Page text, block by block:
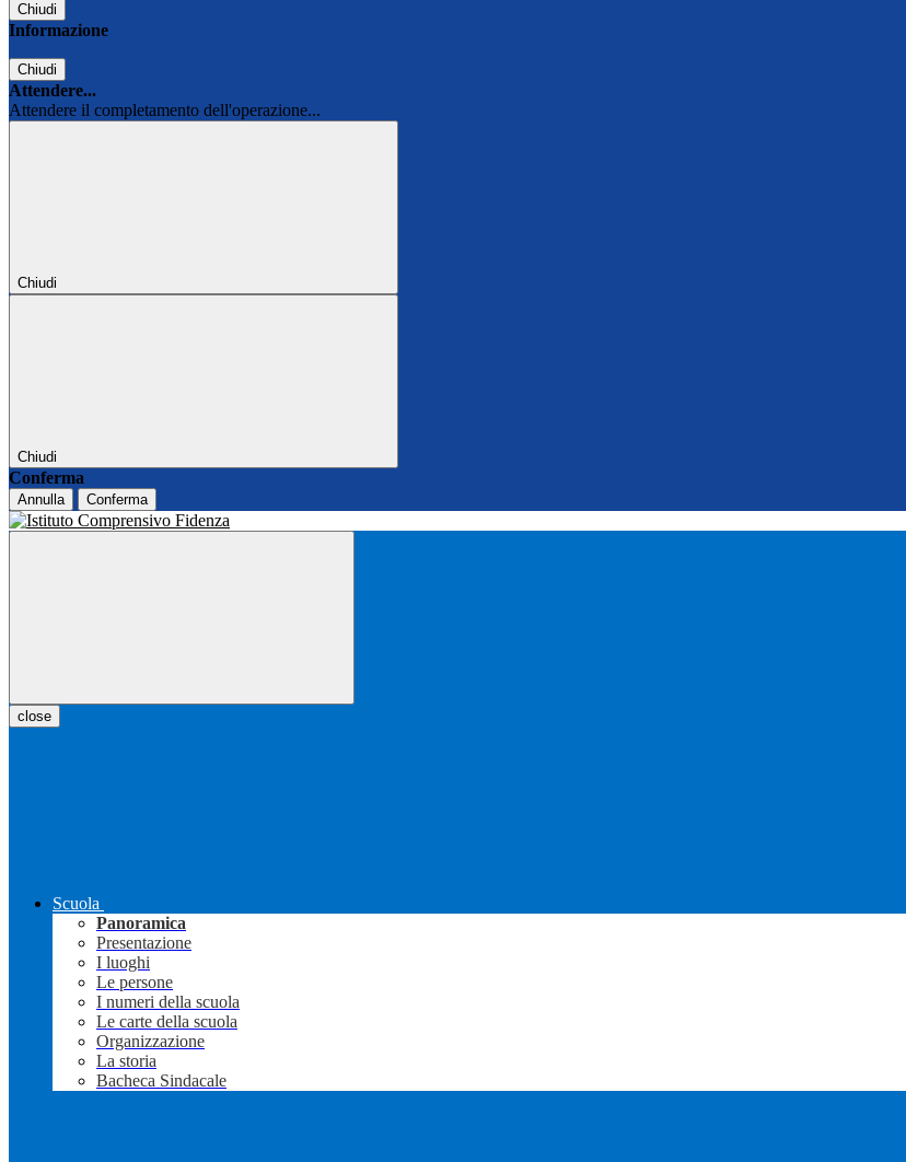
Chiudi
Informazione
Chiudi
Attendere...
Attendere il completamento dell'operazione...
Chiudi
Chiudi
Conferma
Annulla Conferma
close
Scuola
Panoramica
Presentazione
I luoghi
Le persone
I numeri della scuola
Le carte della scuola
Organizzazione
La storia
Bacheca Sindacale